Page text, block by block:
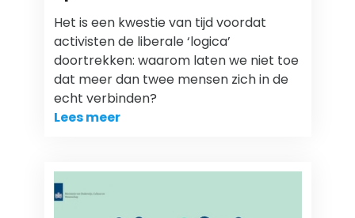
Het is een kwestie van tijd voordat
activisten de liberale ‘logica’
doortrekken: waarom laten we niet toe
dat meer dan twee mensen zich in de
echt verbinden?
Lees meer